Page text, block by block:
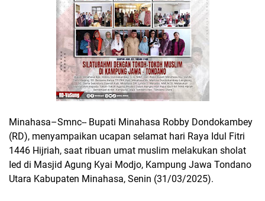
Minahasa–Smnc-- Bupati Minahasa Robby Dondokambey
(RD), menyampaikan ucapan selamat hari Raya Idul Fitri
1446 Hijriah, saat ribuan umat muslim melakukan sholat
Ied di Masjid Agung Kyai Modjo, Kampung Jawa Tondano
Utara Kabupaten Minahasa, Senin (31/03/2025).